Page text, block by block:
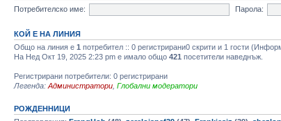
Потребителско име:
Парола:
КОЙ Е НА ЛИНИЯ
Общо на линия e 1 потребител :: 0 регистрирани0 скрити и 1 гости
На Нед Окт 19, 2025 2:23 pm е имало общо 421 посетители наведнъж.
Регистрирани потребители: 0 регистрирани
Легенда: Администратори Глобални модератори
РОЖДЕННИЦИ